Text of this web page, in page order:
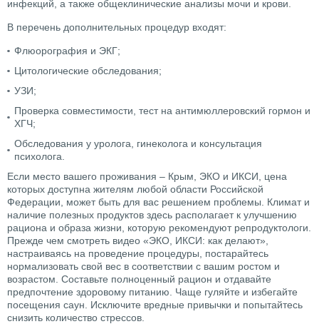
инфекций, а также общеклинические анализы мочи и крови.
В перечень дополнительных процедур входят:
Флюорография и ЭКГ;
Цитологические обследования;
УЗИ;
Проверка совместимости, тест на антимюллеровский гормон и
ХГЧ;
Обследования у уролога, гинеколога и консультация
психолога.
Если место вашего проживания – Крым, ЭКО и ИКСИ, цена
которых доступна жителям любой области Российской
Федерации, может быть для вас решением проблемы. Климат и
наличие полезных продуктов здесь располагает к улучшению
рациона и образа жизни, которую рекомендуют репродуктологи.
Прежде чем смотреть видео «ЭКО, ИКСИ: как делают»,
настраиваясь на проведение процедуры, постарайтесь
нормализовать свой вес в соответствии с вашим ростом и
возрастом. Составьте полноценный рацион и отдавайте
предпочтение здоровому питанию. Чаще гуляйте и избегайте
посещения саун. Исключите вредные привычки и попытайтесь
снизить количество стрессов.